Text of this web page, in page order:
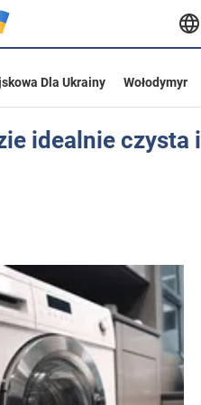
Dla Ukrainy
Wołodymyr
idealnie czysta i